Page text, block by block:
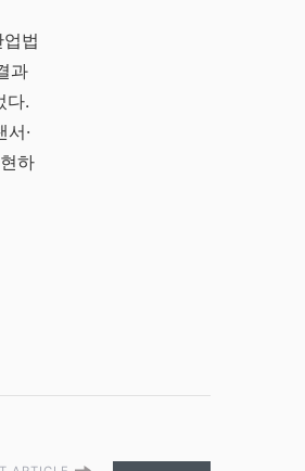
법
과
다.
·
하